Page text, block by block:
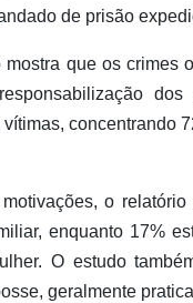
de prisão
mostra que os crimes
concentrando
o
enquanto 17%
O estudo
geralmente